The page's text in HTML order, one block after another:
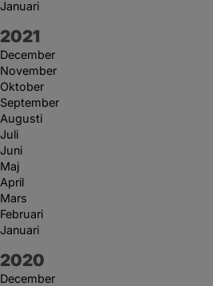
Januari
År:
2021
December
November
Oktober
September
Augusti
Juli
Juni
Maj
April
Mars
Februari
Januari
År:
2020
December